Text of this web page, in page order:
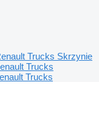
Trucks Skrzynie
Trucks
Trucks